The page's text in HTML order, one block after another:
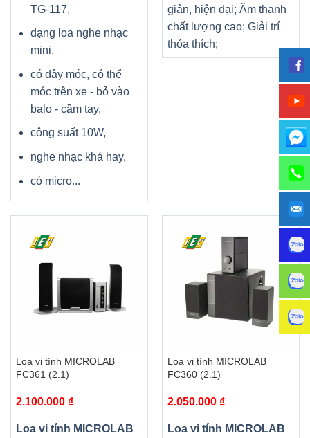
TG-117,
dạng loa nghe nhạc
mini,
có dây móc, có thể
móc trên xe - bỏ vào
balo - cầm tay,
công suất 10W,
nghe nhạc khá hay,
có micro...
giản, hiện đại; Âm thanh
chất lượng cao; Giải trí
thỏa thích;
Loa vi tính MICROLAB
FC361 (2.1)
2.100.000 ₫
Loa vi tính MICROLAB
Loa vi tính MICROLAB
FC360 (2.1)
2.050.000 ₫
Loa vi tính MICROLAB